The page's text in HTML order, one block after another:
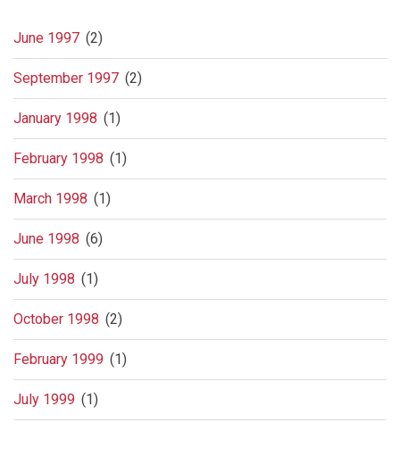
June 1997 (2)
September 1997 (2)
January 1998 (1)
February 1998 (1)
March 1998 (1)
June 1998 (6)
July 1998 (1)
October 1998 (2)
February 1999 (1)
July 1999 (1)